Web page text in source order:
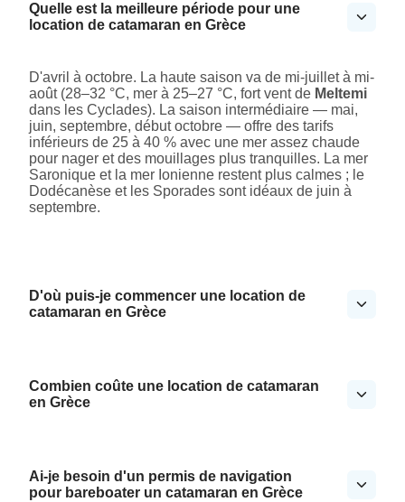
Quelle est la meilleure période pour une
location de catamaran en Grèce
D'avril à octobre. La haute saison va de mi-juillet à mi-
août (28–32 °C, mer à 25–27 °C, fort vent de Meltemi
dans les Cyclades). La saison intermédiaire — mai,
juin, septembre, début octobre — offre des tarifs
inférieurs de 25 à 40 % avec une mer assez chaude
pour nager et des mouillages plus tranquilles. La mer
Saronique et la mer Ionienne restent plus calmes ; le
Dodécanèse et les Sporades sont idéaux de juin à
septembre.
D'où puis-je commencer une location de
catamaran en Grèce
Combien coûte une location de catamaran
en Grèce
Ai-je besoin d'un permis de navigation
pour bareboater un catamaran en Grèce